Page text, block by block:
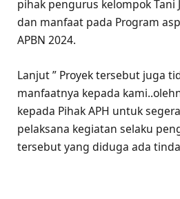
pihak pengurus kelompok Tani
dan manfaat pada Program
APBN 2024.
Lanjut ” Proyek tersebut juga
manfaatnya kepada
kepada Pihak APH untuk
pelaksana kegiatan selaku
tersebut yang diduga ada